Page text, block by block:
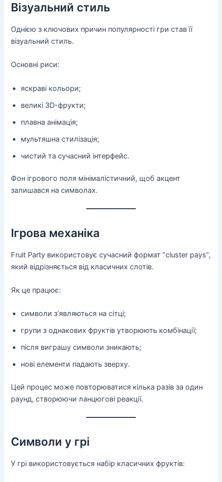
Візуальний стиль
Однією з ключових причин популярності гри став її
візуальний стиль.
Основні риси:
яскраві кольори;
великі 3D-фрукти;
плавна анімація;
мультяшна стилізація;
чистий та сучасний інтерфейс.
Фон ігрового поля мінімалістичний, щоб акцент
залишався на символах.
Ігрова механіка
Fruit Party використовує сучасний формат “cluster pays”,
який відрізняється від класичних слотів.
Як це працює:
символи з’являються на сітці;
групи з однакових фруктів утворюють комбінації;
після виграшу символи зникають;
нові елементи падають зверху.
Цей процес може повторюватися кілька разів за один
раунд, створюючи ланцюгові реакції.
Символи у грі
У грі використовується набір класичних фруктів: